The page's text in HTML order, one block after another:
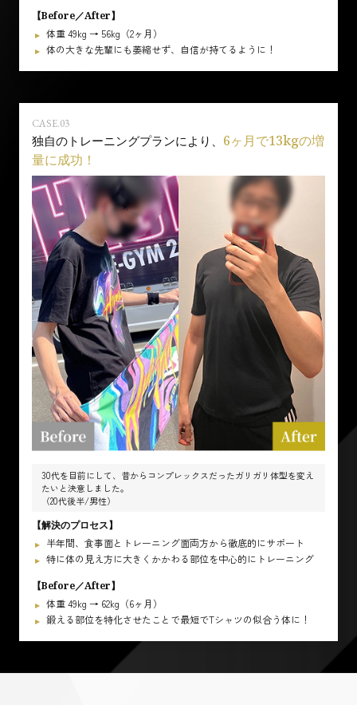
【Before／After】
体重 49kg → 56kg（2ヶ月）
体の大きな先輩にも萎縮せず、自信が持てるように！
CASE.03
独自のトレーニングプランにより、 6ヶ月で13kgの増
量に成功！
30代を目前にして、昔からコンプレックスだったガリガリ体型を変え
たいと決意しました。
（20代後半/男性）
【解決のプロセス】
半年間、食事面とトレーニング面両方から徹底的にサポート
特に体の見え方に大きくかかわる部位を中心的にトレーニング
【Before／After】
体重 49kg → 62kg（6ヶ月）
鍛える部位を特化させたことで最短でTシャツの似合う体に！